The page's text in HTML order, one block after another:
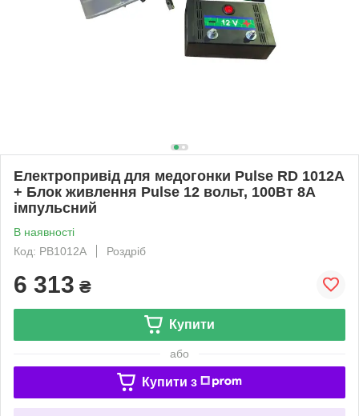
Електропривід для медогонки Pulse RD 1012A
+ Блок живлення Pulse 12 вольт, 100Вт 8А
імпульсний
В наявності
Код: PB1012А
Роздріб
6 313 ₴
Купити
або
Купити з